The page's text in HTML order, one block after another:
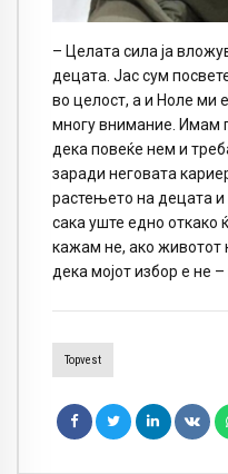
– Целата сила ја
децата. Јас сум
во целост, а и Ноле ми
многу внимание. Имам
дека повеќе нем и
заради неговата
растењето на децата
сака уште едно откако
кажам не, ако животот
дека мојот избор е не
Topvest